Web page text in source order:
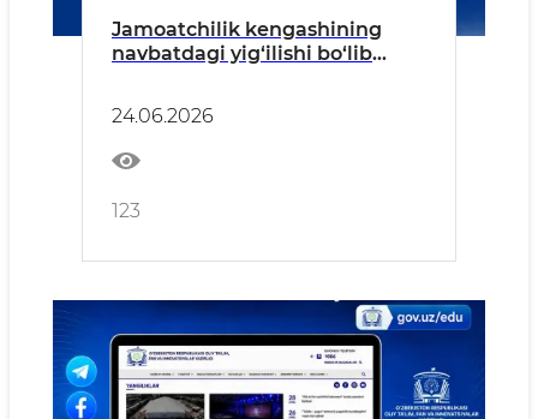
Jamoatchilik kengashining
navbatdagi yig‘ilishi bo‘lib
24.06.2026
123